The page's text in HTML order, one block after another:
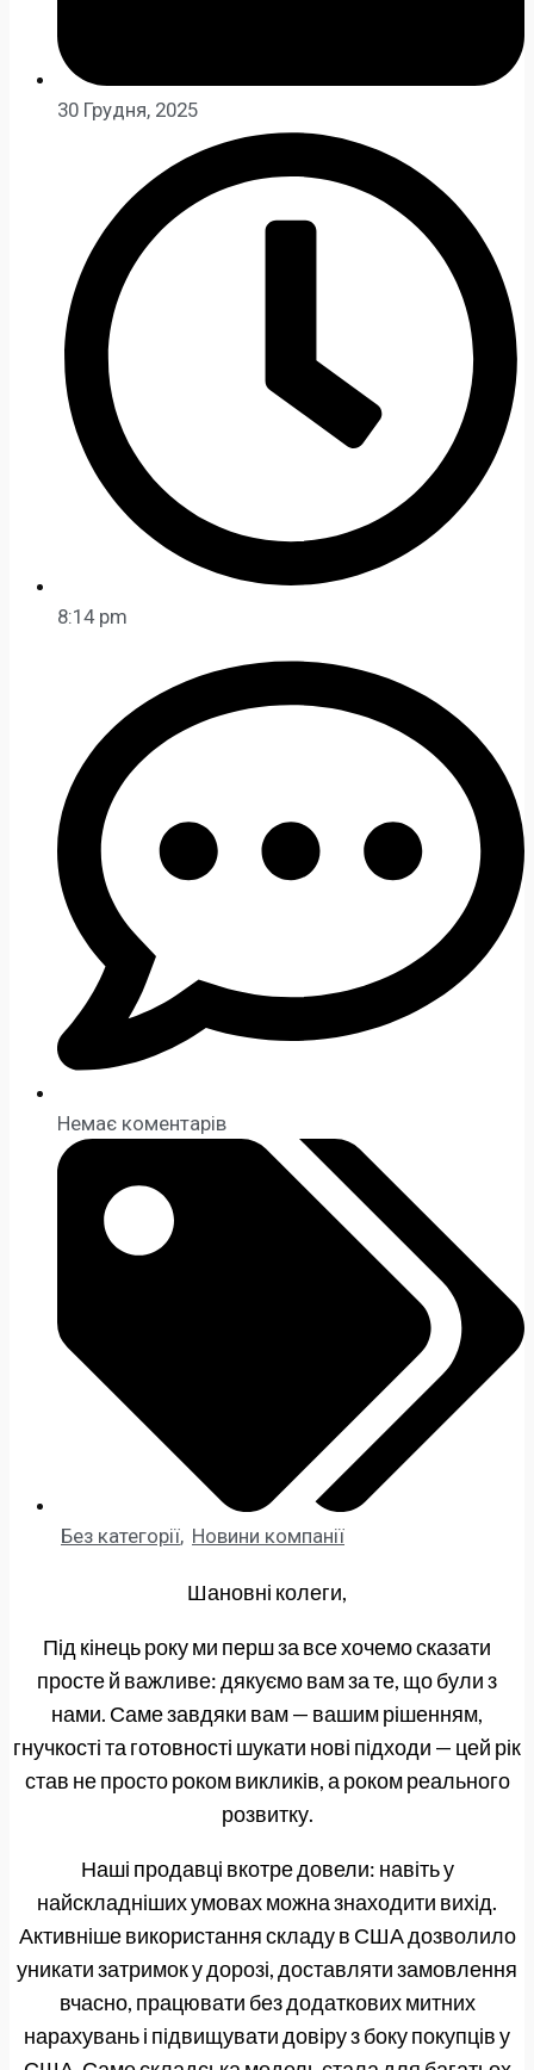
30 Грудня, 2025
8:14 pm
Немає коментарів
Без категорії, Новини компанії
Шановні колеги,
Під кінець року ми перш за все хочемо сказати
просте й важливе: дякуємо вам за те, що були з
нами. Саме завдяки вам — вашим рішенням,
гнучкості та готовності шукати нові підходи — цей рік
став не просто роком викликів, а роком реального
розвитку.
Наші продавці вкотре довели: навіть у
найскладніших умовах можна знаходити вихід.
Активніше використання складу в США дозволило
уникати затримок у дорозі, доставляти замовлення
вчасно, працювати без додаткових митних
нарахувань і підвищувати довіру з боку покупців у